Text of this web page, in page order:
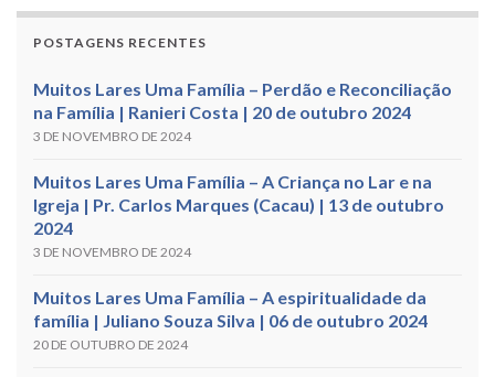
POSTAGENS RECENTES
Muitos Lares Uma Família – Perdão e Reconciliação
na Família | Ranieri Costa | 20 de outubro 2024
3 DE NOVEMBRO DE 2024
Muitos Lares Uma Família – A Criança no Lar e na
Igreja | Pr. Carlos Marques (Cacau) | 13 de outubro
2024
3 DE NOVEMBRO DE 2024
Muitos Lares Uma Família – A espiritualidade da
família | Juliano Souza Silva | 06 de outubro 2024
20 DE OUTUBRO DE 2024